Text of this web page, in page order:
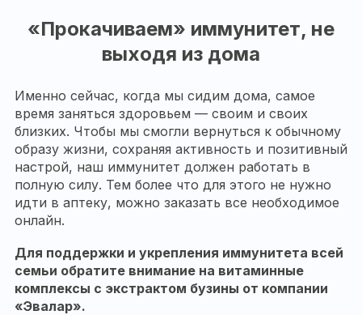
«Прокачиваем» иммунитет, не
выходя из дома
Именно сейчас, когда мы сидим дома, самое
время заняться здоровьем — своим и своих
близких. Чтобы мы смогли вернуться к обычному
образу жизни, сохраняя активность и позитивный
настрой, наш иммунитет должен работать в
полную силу. Тем более что для этого не нужно
идти в аптеку, можно заказать все необходимое
онлайн.
Для поддержки и укрепления иммунитета всей
семьи обратите внимание на витаминные
комплексы с экстрактом бузины от компании
«Эвалар».